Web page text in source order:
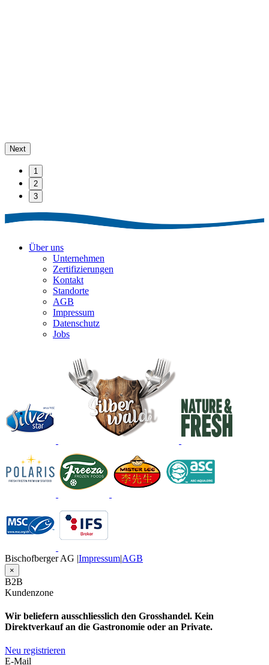
Next
1
2
3
Über uns
Unternehmen
Zertifizierungen
Kontakt
Standorte
AGB
Impressum
Datenschutz
Jobs
Bischofberger AG |Impressum|AGB
×
B2B
Kundenzone
Wir beliefern ausschliesslich den Grosshandel. Kein
Direktverkauf an die Gastronomie oder an Private.
Neu registrieren
E-Mail